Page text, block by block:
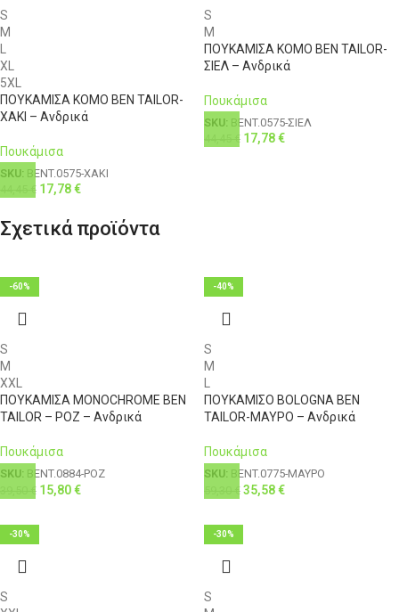
S
M
XL
5XL
ΠΟΥΚΑΜΙΣΑ KOMO BEN TAILOR-
ΧΑΚΙ – Ανδρικά
Πουκάμισα
SKU: BENT.0575-ΧΑΚΙ
€ 17,78€
S
M
ΠΟΥΚΑΜΙΣΑ KOMO BEN TAILOR-
ΣΙΕΛ – Ανδρικά
Πουκάμισα
SKU: BENT.0575-ΣΙΕΛ
€ 17,78€
Σχετικά προϊόντα
-60%
S
M
XXL
ΠΟΥΚΑΜΙΣΑ MONOCHROME BEN
TAILOR – ΡΟΖ – Ανδρικά
Πουκάμισα
SKU: BENT.0884-ΡΟΖ
€ 15,80€
-40%
S
M
L
ΠΟΥΚΑΜΙΣΟ BOLOGNA BEN
TAILOR-ΜΑΥΡΟ – Ανδρικά
Πουκάμισα
SKU: BENT.0775-ΜΑΥΡΟ
€ 35,58€
-30%
S
-30%
S